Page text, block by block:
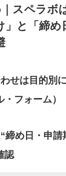
スペラボ
」と「締め
せは目的別
フォーム）
締め日・申請
認